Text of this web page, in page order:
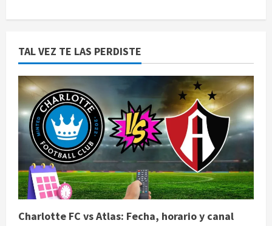
TAL VEZ TE LAS PERDISTE
Charlotte FC vs Atlas: Fecha, horario y canal